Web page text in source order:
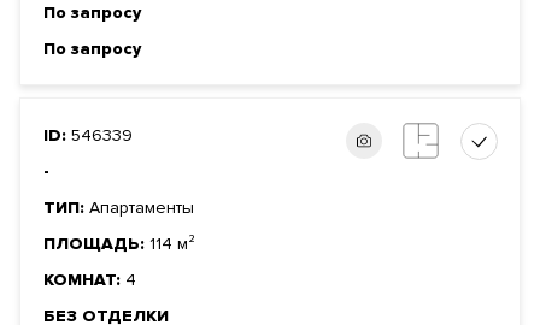
По запросу
По запросу
ID: 546339
-
ТИП: Апартаменты
ПЛОЩАДЬ: 114 м²
КОМНАТ: 4
БЕЗ ОТДЕЛКИ